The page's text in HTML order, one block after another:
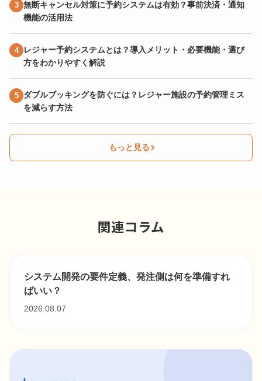
無断キャンセル対策に予約システムは有効？事前決済・通知
機能の活用法
レジャー予約システムとは？導入メリット・必要機能・選び
方をわかりやすく解説
ダブルブッキングを防ぐには？レジャー施設の予約管理ミス
を減らす方法
もっと見る
関連コラム
システム開発の要件定義、発注側は何を準備すれ
ばいい？
2026.08.07